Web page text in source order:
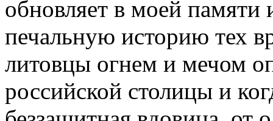
обновляет в моей памяти
печальную историю тех
литовцы огнем и мечом
российской столицы и